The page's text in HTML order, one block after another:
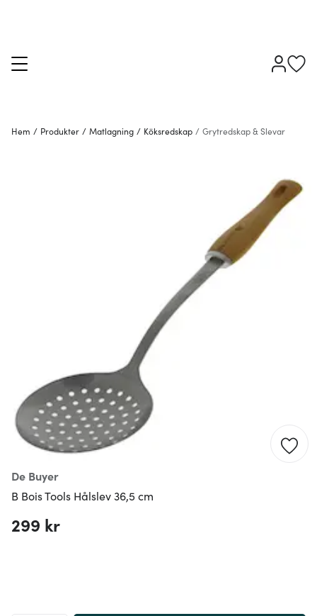
Hem / Produkter / Matlagning / Köksredskap / Grytredskap & Slevar
De Buyer
B Bois Tools Hålslev 36,5 cm
299 kr